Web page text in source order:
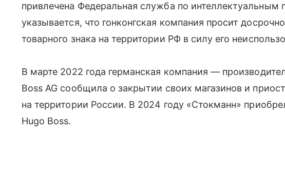
привлечена Федеральная служба по интеллектуальным
указывается, что гонконгская компания просит
товарного знака на территории РФ в силу его
В марте 2022 года германская компания —
Boss AG сообщила о закрытии своих магазинов и
на территории России. В 2024 году «Стокманн»
Hugo Boss.